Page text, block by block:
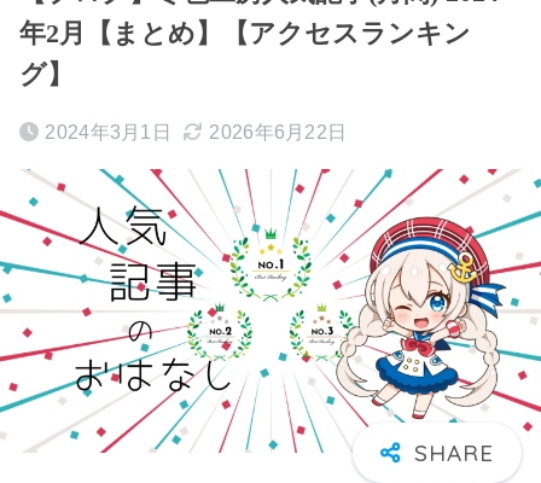
年2月【まとめ】【アクセスランキン
グ】
2024年3月1日 2026年6月22日